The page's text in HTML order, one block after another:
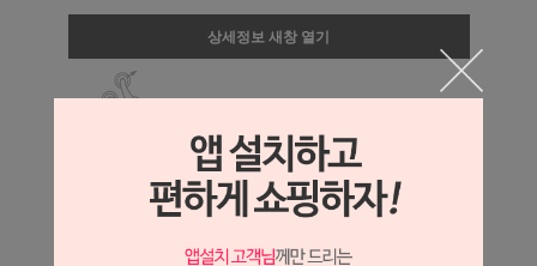
상세정보 새창 열기